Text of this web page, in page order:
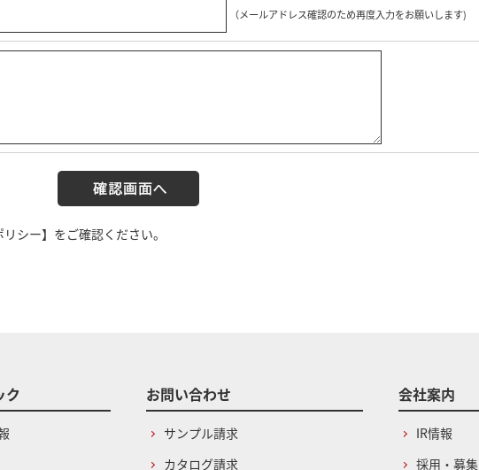
（メールアドレス確認のため再度入力をお願いします)
シー】 をご確認ください。
ク お問い合わせ
サンプル請求
カタログ請求
会社案内
IR情報
採用・募集